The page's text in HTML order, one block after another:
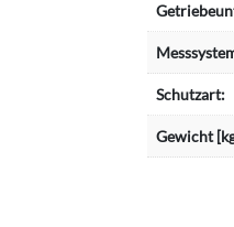
Schutzart:
Gewicht